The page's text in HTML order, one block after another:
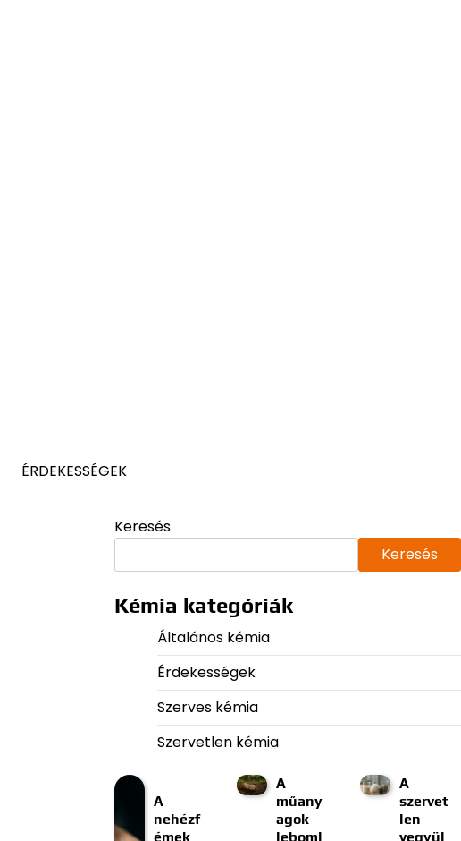
ÉRDEKESSÉGEK
Keresés
Keresés
Kémia kategóriák
Általános kémia
Érdekességek
Szerves kémia
Szervetlen kémia
A
nehézf
émek
A
műany
agok
leboml
A
szervet
len
vegyül